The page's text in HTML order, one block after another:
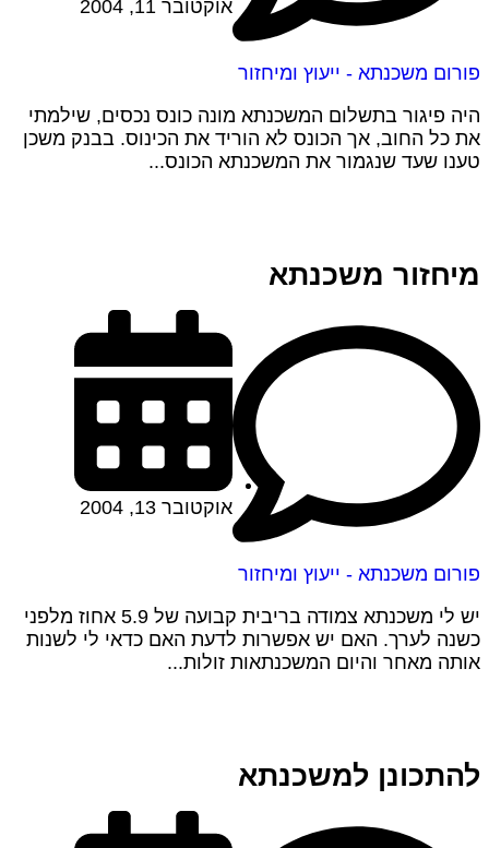
פורום משכנתא - ייעוץ ומיחזור
אוקטובר 11, 2004
היה פיגור בתשלום המשכנתא מונה כונס נכסים, שילמתי
את כל החוב, אך הכונס לא הוריד את הכינוס. בבנק משכן
טענו שעד שנגמור את המשכנתא הכונס...
מיחזור משכנתא
פורום משכנתא - ייעוץ ומיחזור
אוקטובר 13, 2004
יש לי משכנתא צמודה בריבית קבועה של 5.9 אחוז מלפני
כשנה לערך. האם יש אפשרות לדעת האם כדאי לי לשנות
אותה מאחר והיום המשכנתאות זולות...
להתכונן למשכנתא